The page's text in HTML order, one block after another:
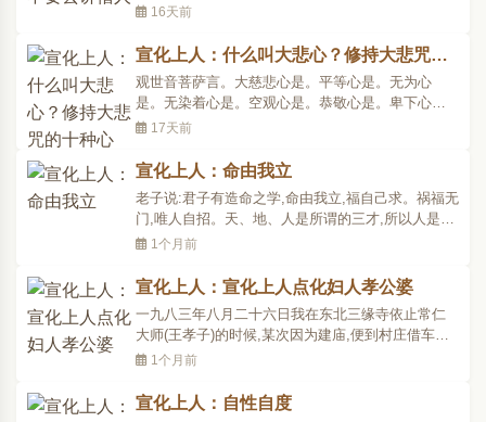
佛教不好，说佛法不好，说僧人不好。菩萨戒有一
优婆塞、优婆夷。受过菩萨戒的人，对于比丘有什
么罪过，不要讲；比丘尼作什么错事，也不要讲；
优婆塞有什么过错..
16天前
宣化上人：什么叫大悲心？修持大悲咒的
十种心
观世音菩萨言。大慈悲心是。平等心是。无为心
是。无染着心是。空观心是。恭敬心是。卑下心
是。无杂乱心是。无见取心是。无上菩提心是。当
之。大梵王言。我等大众。今始识此陀罗尼相貌。
从今受持。不敢忘失。什么叫大悲心陀罗尼呢？我
告诉你，大慈悲心是：大..
17天前
宣化上人：命由我立
老子说:君子有造命之学,命由我立,福自己求。祸福无
门,唯人自招。天、地、人是所谓的三才,所以人是天
地之代表者。天不说话,地也无言,只有我们人有言语
的。怎样说一定呢?好像我们分东西,你分一份,我分
一份,这是一定的。怎样说不一定?譬如你这一份你很
快就用..
1个月前
宣化上人：宣化上人点化妇人孝公婆
一九八三年八月二十六日我在东北三缘寺依止常仁
大师(王孝子)的时候,某次因为建庙,便到村庄借车运
建筑材料。离庙十五里,有个村庄,名叫大灞。当时,正
里,他也说:“现在太忙了,哪有时间为庙上去运料?”就
在这时,村长的弟媳来见我。她说:“老修行,我的小孩..
1个月前
宣化上人：自性自度